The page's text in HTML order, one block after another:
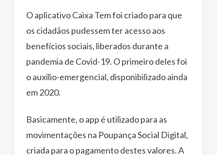
O aplicativo Caixa Tem foi criado para que
os cidadãos pudessem ter acesso aos
benefícios sociais, liberados durante a
pandemia de Covid-19. O primeiro deles foi
o auxílio-emergencial, disponibilizado ainda
em 2020.
Basicamente, o app é utilizado para as
movimentações na Poupança Social Digital,
criada para o pagamento destes valores. A